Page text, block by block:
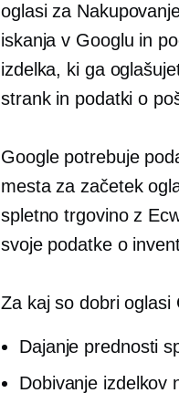
oglasi za
iskanja v Googlu in
izdelka, ki ga
strank in podatki o
Google potrebuje
mesta za začetek
spletno trgovino z
svoje podatke o
Za kaj so dobri oglasi
Dajanje prednosti
Dobivanje izdelkov